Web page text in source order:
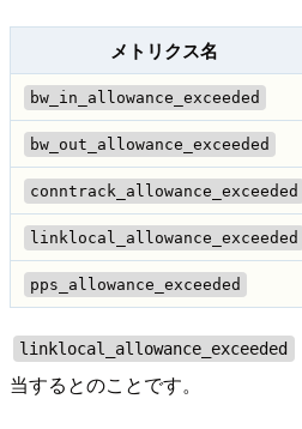
メトリクス名
bw_in_allowance_exceeded
bw_out_allowance_exceeded
conntrack_allowance_exceeded
linklocal_allowance_exceeded
pps_allowance_exceeded
linklocal_allowance_exceeded
当するとのことです。